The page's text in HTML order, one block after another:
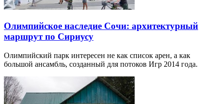
Олимпийское наследие Сочи: архитектурный
маршрут по Сириусу
Олимпийский парк интересен не как список арен, а как
большой ансамбль, созданный для потоков Игр 2014 года.